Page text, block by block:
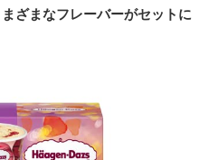
ざまなフレーバーがセットに